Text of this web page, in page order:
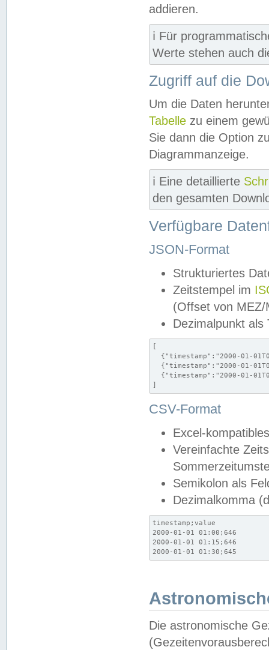
addieren.
ℹ️ Für
Werte stehen auch
Zugriff auf die
Um die Daten
Tabelle zu einem
Sie dann die Option
Diagrammanzeige.
ℹ️ Eine detaillierte
den gesamten
Verfügbare
JSON-Format
Strukturiertes
Zeitstempel im
(Offset von MEZ/
Dezimalpunkt als
[
{"timestamp":"2000-01-
{"timestamp":"2000-01-
{"timestamp":"2000-01-
]
CSV-Format
Excel-
Vereinfachte
Semikolon als
Dezimalkomma
timestamp;value
2000-01-01 01:00;646
2000-01-01 01:15;646
2000-01-01 01:30;645
Die astronomische